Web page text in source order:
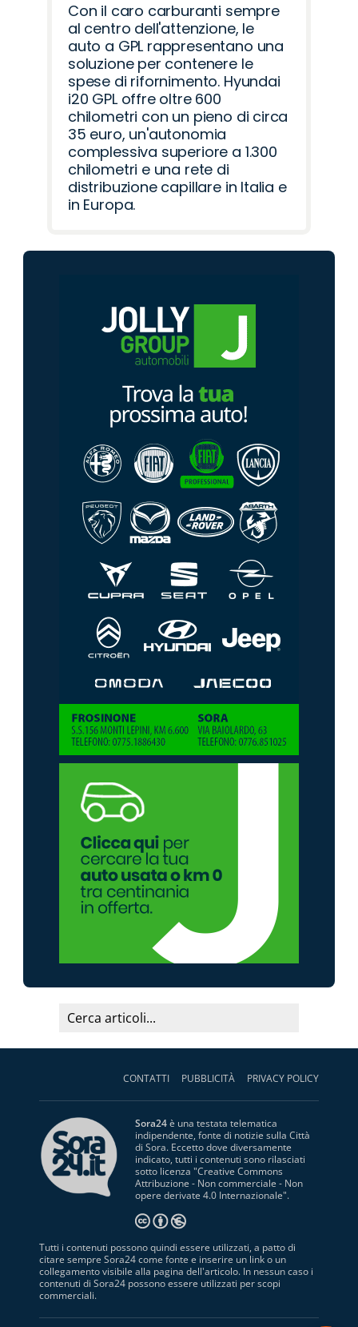
Con il caro carburanti sempre
al centro dell'attenzione, le
auto a GPL rappresentano una
soluzione per contenere le
spese di rifornimento. Hyundai
i20 GPL offre oltre 600
chilometri con un pieno di circa
35 euro, un'autonomia
complessiva superiore a 1.300
chilometri e una rete di
distribuzione capillare in Italia e
in Europa.
CONTATTI PUBBLICITÀ PRIVACY POLICY
Sora24è una testata telematica
indipendente, fonte di notizie sulla Città
di Sora. Eccetto dove diversamente
indicato, tutti i contenuti sono rilasciati
sotto licenza "Creative Commons
Attribuzione - Non commerciale - Non
opere derivate 4.0 Internazionale".
Tutti i contenuti possono quindi essere utilizzati, a patto di
citare sempre Sora24 come fonte e inserire un link o un
collegamento visibile alla pagina dell'articolo. In nessun caso i
contenuti di Sora24 possono essere utilizzati per scopi
commerciali.